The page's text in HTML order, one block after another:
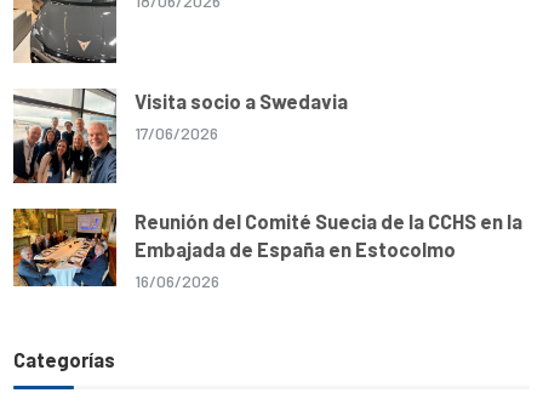
Visita socio a Swedavia
17/06/2026
Reunión del Comité Suecia de la CCHS en la
Embajada de España en Estocolmo
16/06/2026
Categorías